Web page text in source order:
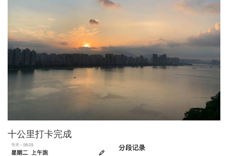
十公里打卡完成